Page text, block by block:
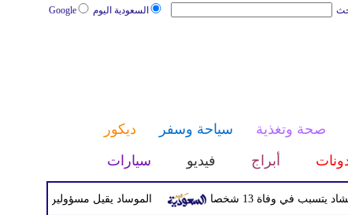
السعودية اليوم Google
صحة وتغذية سياحة وسفر
ديكور
أبراج فيديو سيارات
الموساد يقيل مسؤولين بارزين بعد تعثر وفاة 13 شخصا